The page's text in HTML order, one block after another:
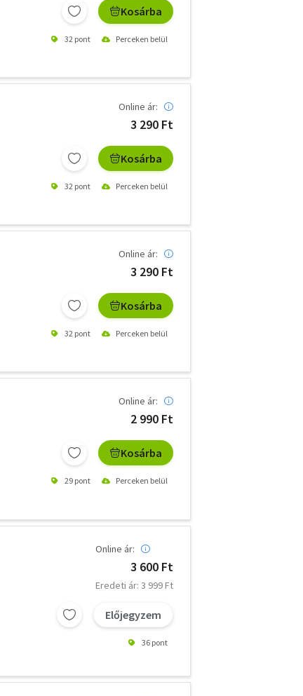
Kosárba
32 pont Perceken belül
Online ár:
3 290 Ft
Kosárba
32 pont Perceken belül
Online ár:
3 290 Ft
Kosárba
32 pont Perceken belül
Online ár:
2 990 Ft
Kosárba
29 pont Perceken belül
Online ár:
3 600 Ft
Eredeti ár: 3 999 Ft
Előjegyzem
36 pont